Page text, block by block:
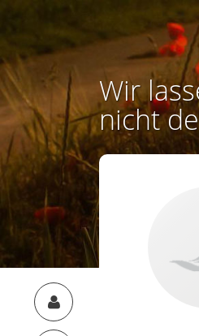
Wir
nicht